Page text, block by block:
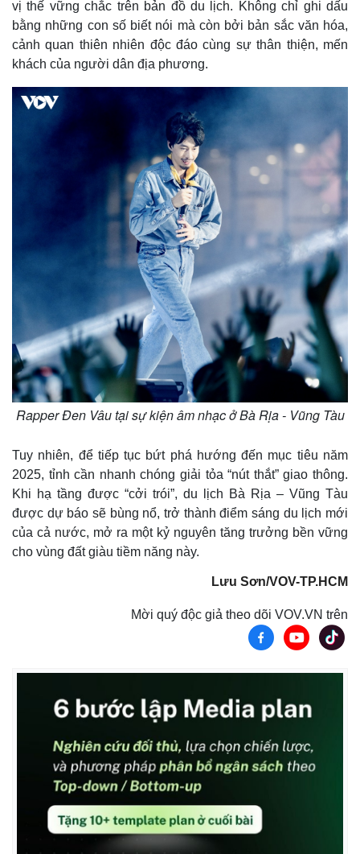
Sức khỏe
Cây thuốc
Nhi khoa
Nam khoa
Làm đẹp - giảm cân
Phòng mạch online
Ăn sạch sống khỏe
Đời sống
Blog
Tình yêu - Gia đình
vị thế vững chắc trên bản đồ du lịch. Không chỉ ghi dấu
bằng những con số biết nói mà còn bởi bản sắc văn hóa,
cảnh quan thiên nhiên độc đáo cùng sự thân thiện, mến
khách của người dân địa phương.
Rapper Đen Vâu tại sự kiện âm nhạc ở Bà Rịa - Vũng Tàu
Tuy nhiên, để tiếp tục bứt phá hướng đến mục tiêu năm
2025, tỉnh cần nhanh chóng giải tỏa “nút thắt” giao thông.
Khi hạ tầng được “cởi trói”, du lịch Bà Rịa – Vũng Tàu
được dự báo sẽ bùng nổ, trở thành điểm sáng du lịch mới
của cả nước, mở ra một kỷ nguyên tăng trưởng bền vững
cho vùng đất giàu tiềm năng này.
Lưu Sơn/VOV-TP.HCM
Mời quý độc giả theo dõi VOV.VN trên